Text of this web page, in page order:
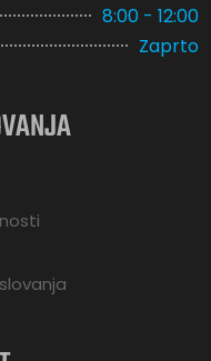
8:00 - 12:00
Zaprto